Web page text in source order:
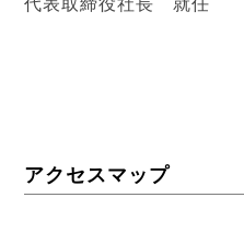
代表取締役社長 就任
アクセスマップ